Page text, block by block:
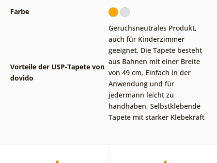
Farbe
Vorteile der USP-Tapete von
dovido
Geruchsneutrales Produkt,
auch für Kinderzimmer
geeignet, Die Tapete besteht
aus Bahnen mit einer Breite
von 49 cm, Einfach in der
Anwendung und für
jedermann leicht zu
handhaben, Selbstklebende
Tapete mit starker Klebekraft